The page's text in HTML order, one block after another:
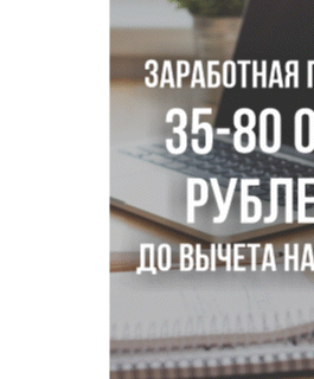
Актриса из Новосибирска
в сериале «Малой»
Трех туберкулезников под
больницу Новосибирской области